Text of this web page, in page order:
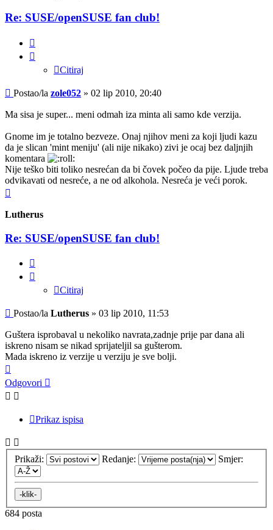
Re: SUSE/openSUSE fan club!
Citiraj
Post
Postao/la zole052 » 02 lip 2010, 20:40
Ma sisa je super... meni odmah iza minta ali samo kde verzija.
Gnome im je totalno bezveze. Onaj njihov meni za koji ljudi kazu
da je slican 'mint meniju' (ali nije nikako) zivi je ocaj bez daljnjih
komentara
Nije teško biti toliko nesrećan da bi čovek počeo da pije. Ljude treba
odvikavati od nesreće, a ne od alkohola. Nesreća je veći porok.
Lutherus
Re: SUSE/openSUSE fan club!
Citiraj
Post
Postao/la Lutherus » 03 lip 2010, 11:53
Guštera isprobaval u nekoliko navrata,zadnje prije par dana ali
iskreno nisam se nikad sprijateljil sa gušterom.
Mada iskreno iz verzije u verziju je sve bolji.
Odgovori
Prikaz ispisa
Prikaži: Redanje: Smjer:
684 posta